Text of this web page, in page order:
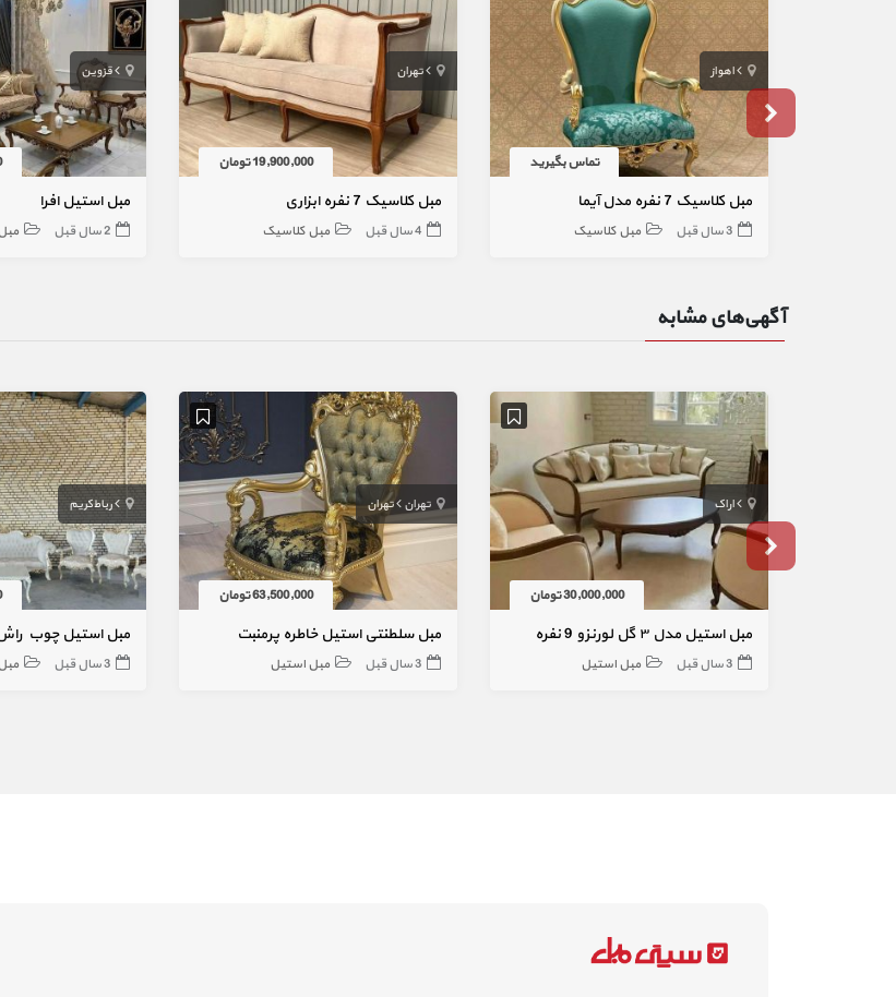
اهواز
تماس بگیرید
مبل کلاسیک‌ 7 نفره مدل آیما
3 سال قبل مبل کلاسیک
تهران
19,900,000 تومان
مبل کلاسیک 7 نفره ابزاری
4 سال قبل مبل کلاسیک
قزوین
مبل استیل افرا
2 سال قبل
آگهی‌های مشابه
اراک
30,000,000 تومان
مبل استیل مدل ۳ گل لورنزو 9 نفره
3 سال قبل مبل استیل
تهران تهران
63,500,000 تومان
مبل سلطنتی استیل خاطره پرمنبت
3 سال قبل مبل استیل
رباط‌کریم
3 سال قبل